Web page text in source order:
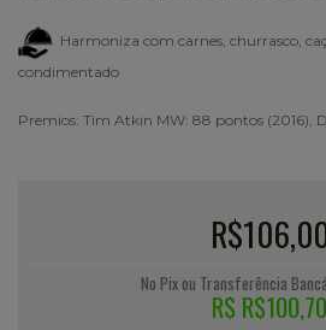
Harmoniza com carnes, churrasco,
condimentado
Premios: Tim Atkin MW: 88 pontos (2016),
No Pix ou Transferência
R$ R$100,70